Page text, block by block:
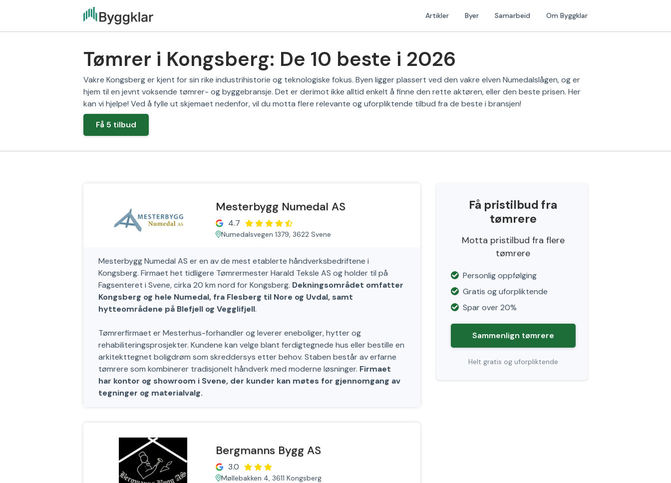
Artikler Byer Samarbeid Om Byggklar
Tømrer i Kongsberg: De 10 beste i 2026
Vakre Kongsberg er kjent for sin rike industrihistorie og teknologiske fokus. Byen ligger plassert ved den vakre elven Numedalslågen, og er
hjem til en jevnt voksende tømrer- og byggebransje. Det er derimot ikke alltid enkelt å finne den rette aktøren, eller den beste prisen. Her
kan vi hjelpe! Ved å fylle ut skjemaet nedenfor, vil du motta flere relevante og uforpliktende tilbud fra de beste i bransjen!
Få 5 tilbud
Mesterbygg Numedal AS
4.7
Numedalsvegen 1379, 3622 Svene
Mesterbygg Numedal AS er en av de mest etablerte håndverksbedriftene i
Kongsberg. Firmaet het tidligere Tømrermester Harald Teksle AS og holder til på
Fagsenteret i Svene, cirka 20 km nord for Kongsberg. Dekningsområdet omfatter
Kongsberg og hele Numedal, fra Flesberg til Nore og Uvdal, samt
hytteområdene på Blefjell og Vegglifjell.
Tømrerfirmaet er Mesterhus-forhandler og leverer eneboliger, hytter og
rehabiliteringsprosjekter. Kundene kan velge blant ferdigtegnede hus eller bestille en
arkitekttegnet boligdrøm som skreddersys etter behov. Staben består av erfarne
tømrere som kombinerer tradisjonelt håndverk med moderne løsninger. Firmaet
har kontor og showroom i Svene, der kunder kan møtes for gjennomgang av
tegninger og materialvalg.
Bergmanns Bygg AS
3.0
Møllebakken 4, 3611 Kongsberg
Få pristilbud fra
tømrere
Motta pristilbud fra flere
tømrere
Personlig oppfølging
Gratis og uforpliktende
Spar over 20%
Sammenlign tømrere
Helt gratis og uforpliktende